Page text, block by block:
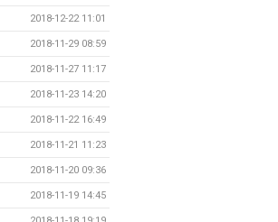
2018-12-22 11:01
2018-11-29 08:59
2018-11-27 11:17
2018-11-23 14:20
2018-11-22 16:49
2018-11-21 11:23
2018-11-20 09:36
2018-11-19 14:45